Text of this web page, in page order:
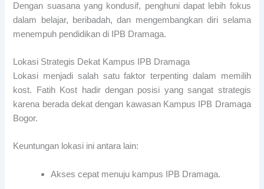
Dengan suasana yang kondusif, penghuni dapat lebih fokus
dalam belajar, beribadah, dan mengembangkan diri selama
menempuh pendidikan di IPB Dramaga.
Lokasi Strategis Dekat Kampus IPB Dramaga
Lokasi menjadi salah satu faktor terpenting dalam memilih
kost. Fatih Kost hadir dengan posisi yang sangat strategis
karena berada dekat dengan kawasan Kampus IPB Dramaga
Bogor.
Keuntungan lokasi ini antara lain:
Akses cepat menuju kampus IPB Dramaga.